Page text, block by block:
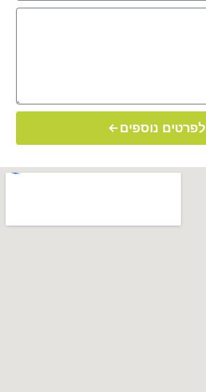
לפרטים נוספים